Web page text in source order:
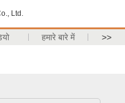
Ltd.
हमारे बारे में >>